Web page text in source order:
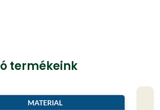
termékeink
MATERIAL